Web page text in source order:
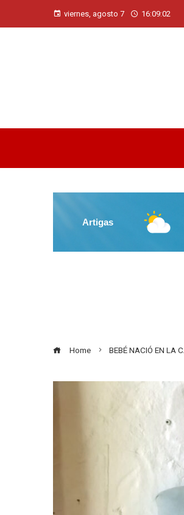
viernes, agosto 7 16:09:03
Artigas
Home BEBÉ NACIÓ EN LA